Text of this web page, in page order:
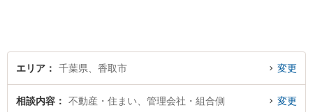
エリア 千葉県、香取市 変更
相談内容 不動産・住まい、管理会社・組合側 変更